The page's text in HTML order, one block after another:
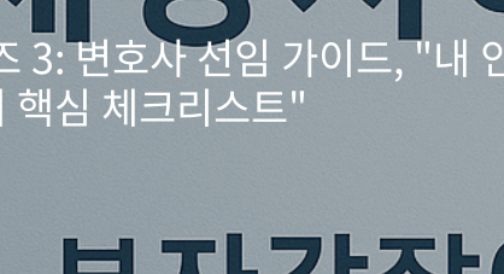
3: 변호사 선임 가이드, "내
핵심 체크리스트"